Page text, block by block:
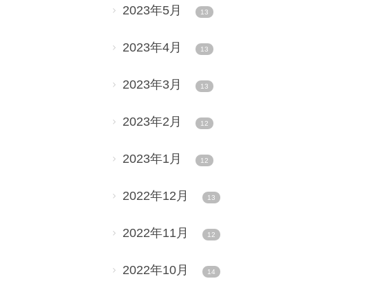
2023年5月 13
2023年4月 13
2023年3月 13
2023年2月 12
2023年1月 12
2022年12月 13
2022年11月 12
2022年10月 14